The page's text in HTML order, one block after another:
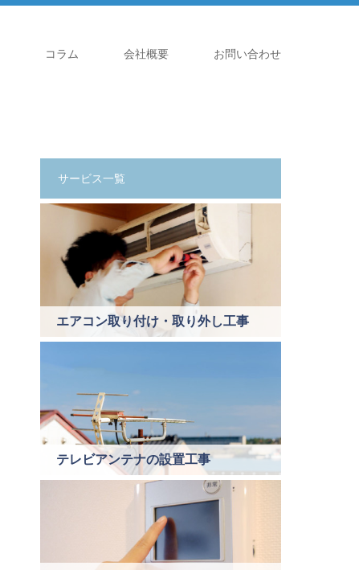
コラム 会社概要 お問い合わせ
サービス一覧
エアコン取り付け・取り外し工事
テレビアンテナの設置工事